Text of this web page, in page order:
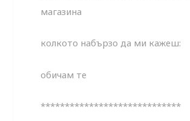
магазина
колкото набързо да ми кажеш:
обичам те
*****************************